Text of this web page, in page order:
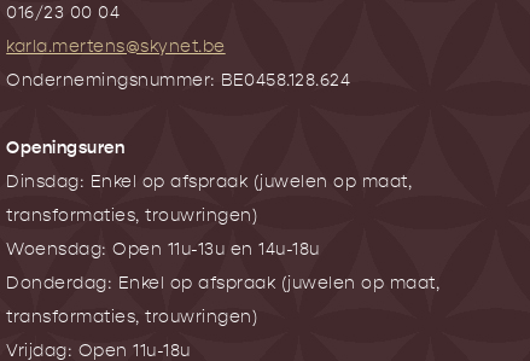
016/23 00 04
karla.mertens@skynet.be
Ondernemingsnummer: BE0458.128.624
Openingsuren
Dinsdag: Enkel op afspraak (juwelen op maat,
transformaties, trouwringen)
Woensdag: Open 11u-13u en 14u-18u
Donderdag: Enkel op afspraak (juwelen op maat,
transformaties, trouwringen)
Vrijdag: Open 11u-18u